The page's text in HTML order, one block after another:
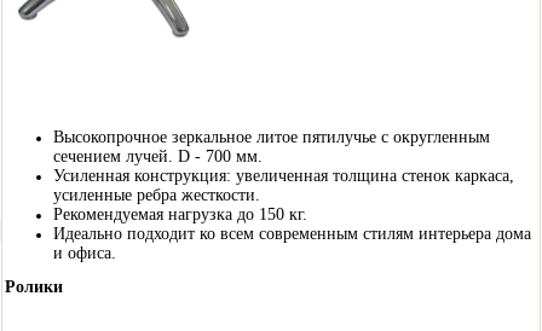
Высокопрочное зеркальное литое пятилучье с округленным
сечением лучей. D - 700 мм.
Усиленная конструкция: увеличенная толщина стенок каркаса,
усиленные ребра жесткости.
Рекомендуемая нагрузка до 150 кг.
Идеально подходит ко всем современным стилям интерьера дома
и офиса.
Ролики